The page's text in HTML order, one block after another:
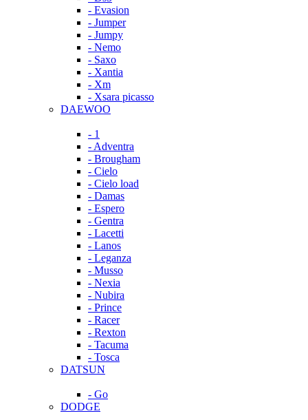
- Evasion
- Jumper
- Jumpy
- Nemo
- Saxo
- Xantia
- Xm
- Xsara picasso
DAEWOO
- 1
- Adventra
- Brougham
- Cielo
- Cielo load
- Damas
- Espero
- Gentra
- Lacetti
- Lanos
- Leganza
- Musso
- Nexia
- Nubira
- Prince
- Racer
- Rexton
- Tacuma
- Tosca
DATSUN
- Go
DODGE